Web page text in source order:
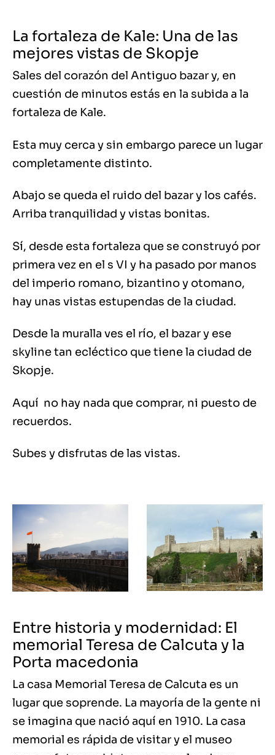
La fortaleza de Kale: Una de las
mejores vistas de Skopje
Sales del corazón del Antiguo bazar y, en
cuestión de minutos estás en la subida a la
fortaleza de Kale.
Esta muy cerca y sin embargo parece un lugar
completamente distinto.
Abajo se queda el ruido del bazar y los cafés.
Arriba tranquilidad y vistas bonitas.
Sí, desde esta fortaleza que se construyó por
primera vez en el s VI y ha pasado por manos
del imperio romano, bizantino y otomano,
hay unas vistas estupendas de la ciudad.
Desde la muralla ves el río, el bazar y ese
skyline tan ecléctico que tiene la ciudad de
Skopje.
Aquí no hay nada que comprar, ni puesto de
recuerdos.
Subes y disfrutas de las vistas.
Entre historia y modernidad: El
memorial Teresa de Calcuta y la
Porta macedonia
La casa Memorial Teresa de Calcuta es un
lugar que soprende. La mayoría de la gente ni
se imagina que nació aquí en 1910. La casa
memorial es rápida de visitar y el museo